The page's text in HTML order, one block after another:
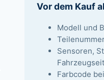
Vor dem Kauf
Modell und
Sensoren,
Farbcode